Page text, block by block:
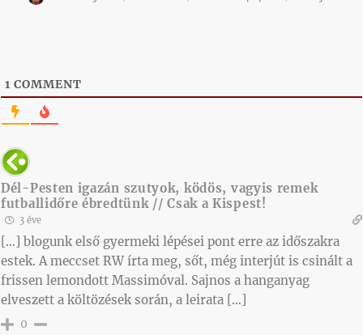
1 COMMENT
Dél-Pesten igazán szutyok, ködös, vagyis remek
futballidőre ébredtünk // Csak a Kispest!
3 éve
[…] blogunk első gyermeki lépései pont erre az időszakra
estek. A meccset RW írta meg, sőt, még interjút is csinált a
frissen lemondott Massimóval. Sajnos a hanganyag
elveszett a költözések során, a leirata […]
0